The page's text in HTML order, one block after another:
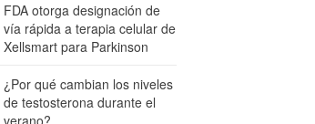
FDA otorga designación de
vía rápida a terapia celular de
Xellsmart para Parkinson
¿Por qué cambian los niveles
de testosterona durante el
verano?